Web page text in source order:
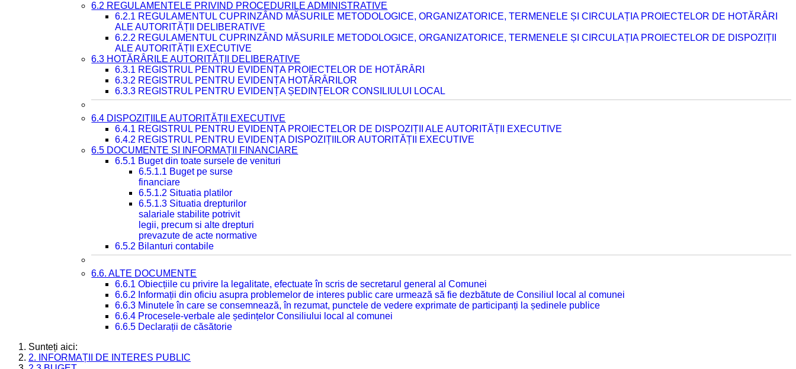
6.2 REGULAMENTELE PRIVIND PROCEDURILE ADMINISTRATIVE
6.2.1 REGULAMENTUL CUPRINZÂND MĂSURILE METODOLOGICE, ORGANIZATORICE, TERMENELE ȘI CIRCULAȚIA PROIECTELOR DE HOTĂRÂRI
ALE AUTORITĂȚII DELIBERATIVE
6.2.2 REGULAMENTUL CUPRINZÂND MĂSURILE METODOLOGICE, ORGANIZATORICE, TERMENELE ȘI CIRCULAȚIA PROIECTELOR DE DISPOZIȚII
ALE AUTORITĂȚII EXECUTIVE
6.3 HOTĂRÂRILE AUTORITĂȚII DELIBERATIVE
6.3.1 REGISTRUL PENTRU EVIDENȚA PROIECTELOR DE HOTĂRÂRI
6.3.2 REGISTRUL PENTRU EVIDENȚA HOTĂRÂRILOR
6.3.3 REGISTRUL PENTRU EVIDENȚA ȘEDINȚELOR CONSILIULUI LOCAL
6.4 DISPOZIȚIILE AUTORITĂȚII EXECUTIVE
6.4.1 REGISTRUL PENTRU EVIDENȚA PROIECTELOR DE DISPOZIȚII ALE AUTORITĂȚII EXECUTIVE
6.4.2 REGISTRUL PENTRU EVIDENȚA DISPOZIȚIILOR AUTORITĂȚII EXECUTIVE
6.5 DOCUMENTE ȘI INFORMAȚII FINANCIARE
6.5.1 Buget din toate sursele de venituri
6.5.1.1 Buget pe surse
financiare
6.5.1.2 Situatia platilor
6.5.1.3 Situatia drepturilor
salariale stabilite potrivit
legii, precum si alte drepturi
prevazute de acte normative
6.5.2 Bilanturi contabile
6.6. ALTE DOCUMENTE
6.6.1 Obiecțiile cu privire la legalitate, efectuate în scris de secretarul general al Comunei
6.6.2 Informații din oficiu asupra problemelor de interes public care urmează să fie dezbătute de Consiliul local al comunei
6.6.3 Minutele în care se consemnează, în rezumat, punctele de vedere exprimate de participanți la ședinele publice
6.6.4 Procesele-verbale ale ședințelor Consiliului local al comunei
6.6.5 Declarații de căsătorie
Sunteți aici:
2. INFORMAȚII DE INTERES PUBLIC